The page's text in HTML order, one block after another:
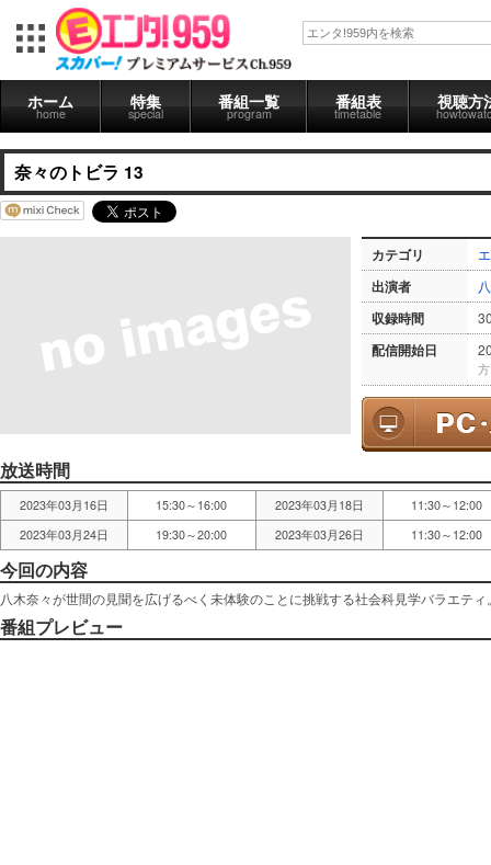
ホーム
home
特集
special
番組一覧
program
番組表
timetable
視聴方
奈々のトビラ 13
カテゴリ
出演者
収録時間
配信開始日
方
放送時間
2023年03月16日 15:30～16:00 2023年03月18日
11:30～12:00
2023年03月24日
19:30～20:00 2023年03月26日 11:30～12:00
今回の内容
八木奈々が世間の見聞を広げるべく未体験のことに挑戦する社会科見学バラエテ
番組プレビュー